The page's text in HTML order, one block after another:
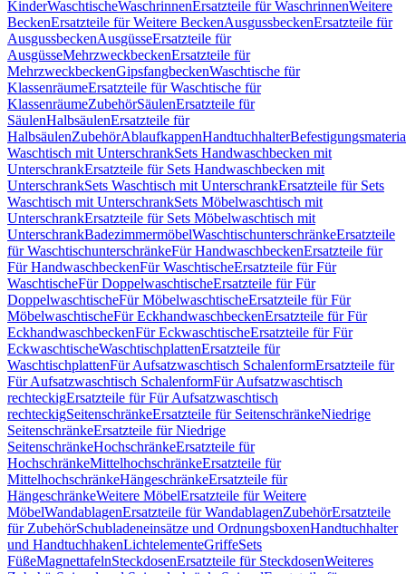
KinderWaschtischeWaschrinnenErsatzteile für WaschrinnenWeitere
BeckenErsatzteile für Weitere BeckenAusgussbeckenErsatzteile für
AusgussbeckenAusgüsseErsatzteile für
AusgüsseMehrzweckbeckenErsatzteile für
MehrzweckbeckenGipsfangbeckenWaschtische für
KlassenräumeErsatzteile für Waschtische für
KlassenräumeZubehörSäulenErsatzteile für
SäulenHalbsäulenErsatzteile für
HalbsäulenZubehörAblaufkappenHandtuchhalter
Waschtisch mit UnterschrankSets Handwaschbecken mit
UnterschrankErsatzteile für Sets Handwaschbecken mit
UnterschrankSets Waschtisch mit UnterschrankErsatzteile für Sets
Waschtisch mit UnterschrankSets Möbelwaschtisch mit
UnterschrankErsatzteile für Sets Möbelwaschtisch mit
UnterschrankBadezimmermöbelWaschtischunterschränkeErsatzteile
für WaschtischunterschränkeFür HandwaschbeckenErsatzteile für
Für HandwaschbeckenFür WaschtischeErsatzteile für Für
WaschtischeFür DoppelwaschtischeErsatzteile für Für
DoppelwaschtischeFür MöbelwaschtischeErsatzteile für Für
MöbelwaschtischeFür EckhandwaschbeckenErsatzteile für Für
EckhandwaschbeckenFür EckwaschtischeErsatzteile für Für
EckwaschtischeWaschtischplattenErsatzteile für
WaschtischplattenFür Aufsatzwaschtisch SchalenformErsatzteile für
Für Aufsatzwaschtisch SchalenformFür Aufsatzwaschtisch
rechteckigErsatzteile für Für Aufsatzwaschtisch
rechteckigSeitenschränkeErsatzteile für SeitenschränkeNiedrige
SeitenschränkeErsatzteile für Niedrige
SeitenschränkeHochschränkeErsatzteile für
HochschränkeMittelhochschränkeErsatzteile für
MittelhochschränkeHängeschränkeErsatzteile für
HängeschränkeWeitere MöbelErsatzteile für Weitere
MöbelWandablagenErsatzteile für WandablagenZubehörErsatzteile
für ZubehörSchubladeneinsätze und OrdnungsboxenHandtuchhalter
und HandtuchhakenLichtelementeGriffeSets
FüßeMagnettafelnSteckdosenErsatzteile für SteckdosenWeiteres